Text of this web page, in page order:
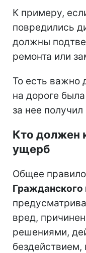
К примеру,
повредились
должны
ремонта или
То есть важно
на дороге
за нее получил
Кто должен
ущерб
Общее
вред,
решениями,